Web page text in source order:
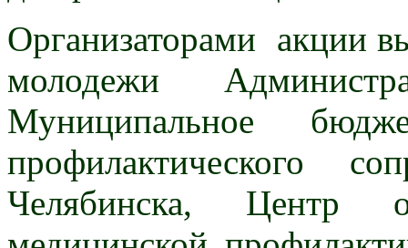
Организаторами акции
молодежи
Муниципальное
профилактического
Челябинска, Центр